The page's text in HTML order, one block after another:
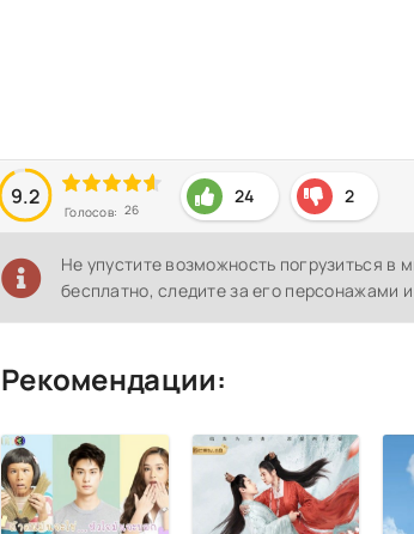
9.2
Голосов: 26
24 2
Не упустите возможность погрузиться
бесплатно, следите за его персонажами
Рекомендации: